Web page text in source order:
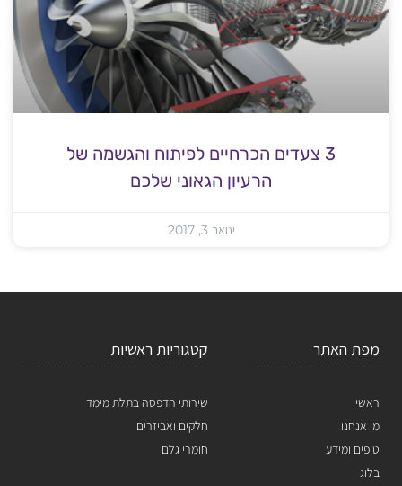
3 צעדים הכרחיים לפיתוח והגשמה של
הרעיון הגאוני שלכם
ינואר 3, 2017
מפת האתר
ראשי
מי אנחנו
טיפים ומידע
בלוג
קטגוריות ראשיות
שירותי הדפסה בתלת מימד
חלקים ואביזרים
חומרי גלם